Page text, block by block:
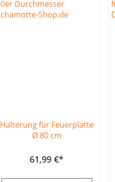
Halterung für Feuerplatte
Ø 80 cm
61,99 €